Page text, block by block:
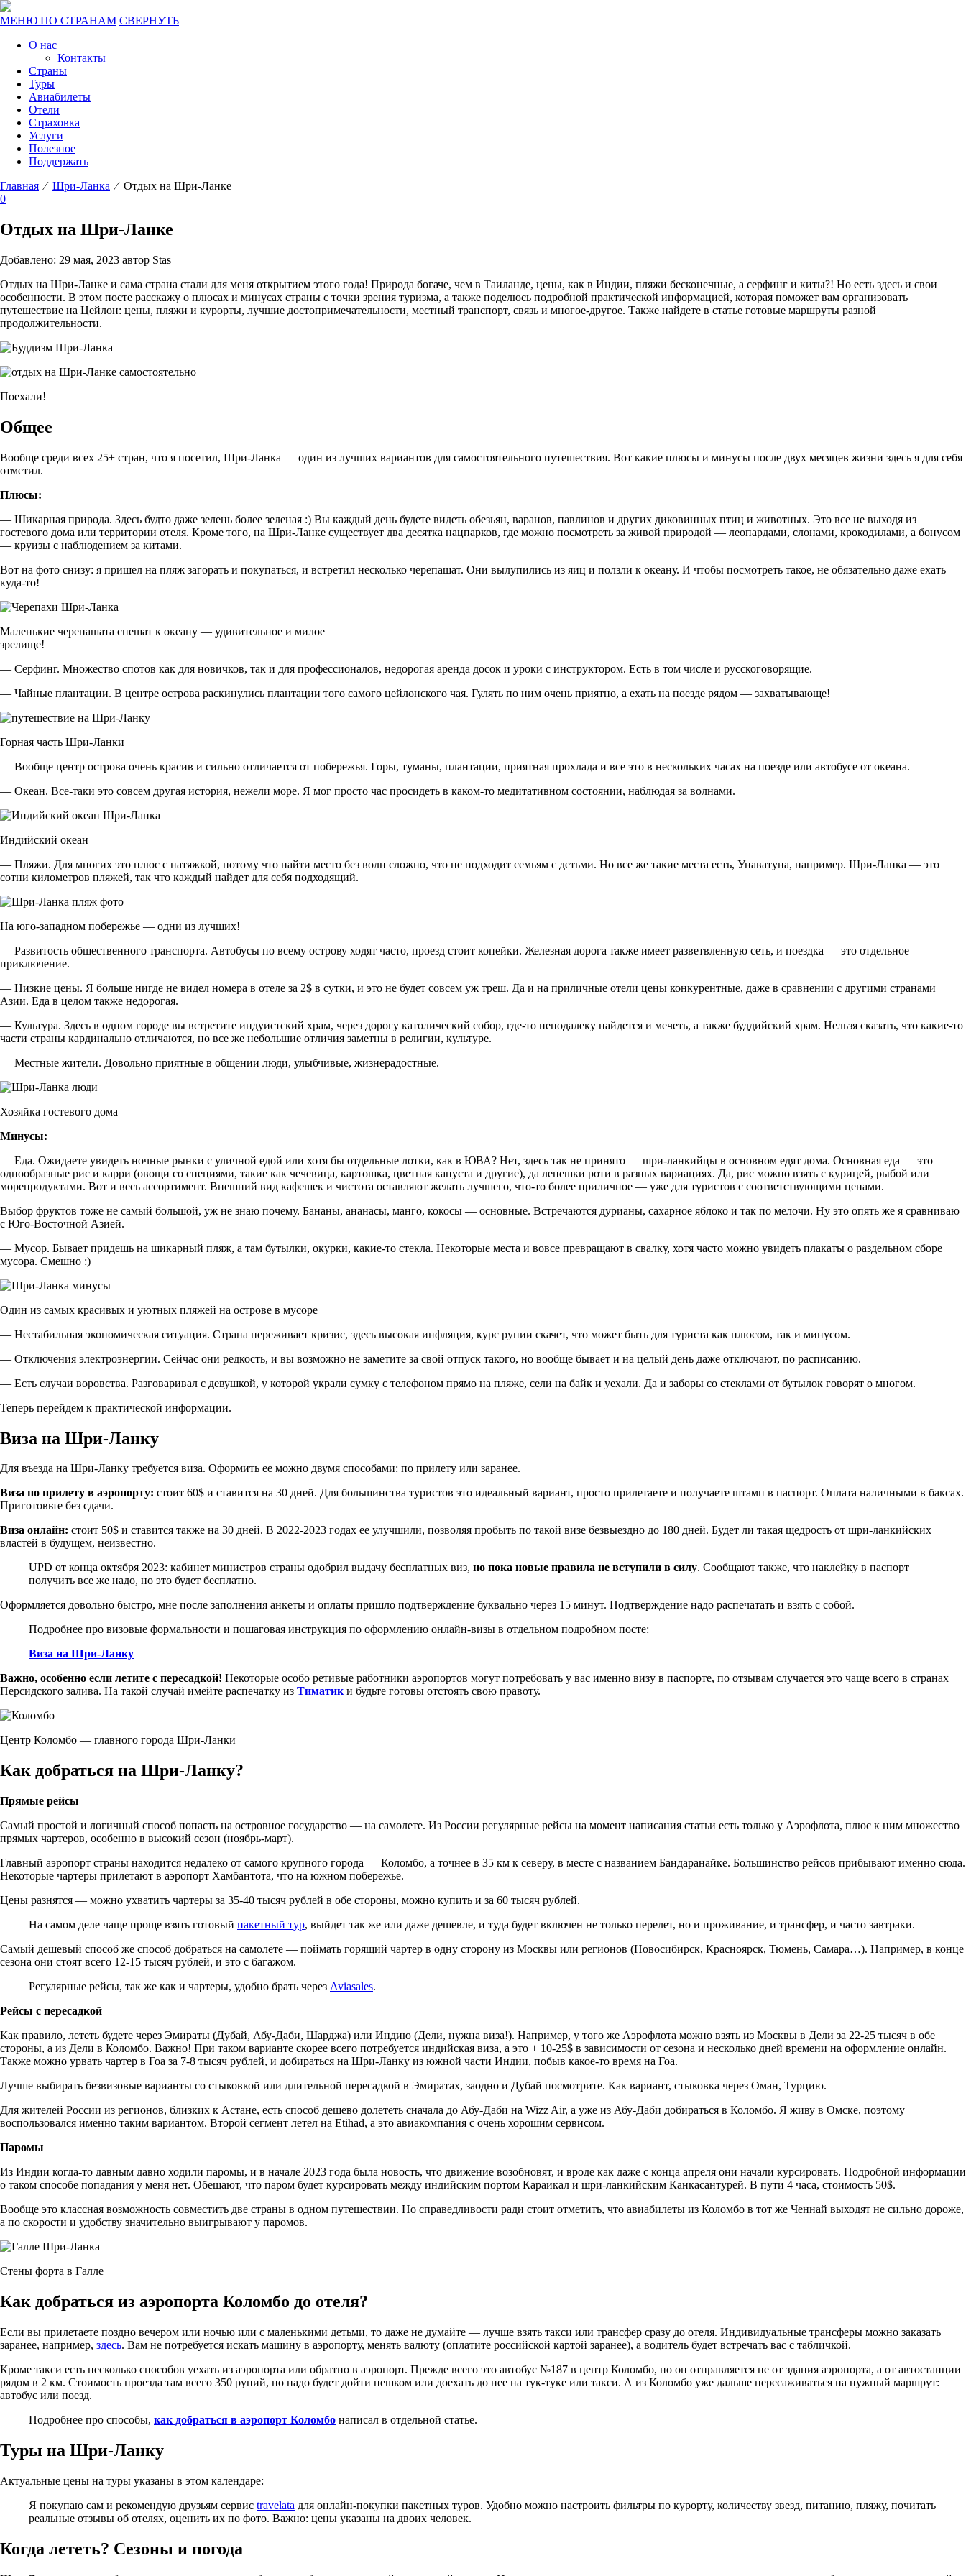
МЕНЮ ПО СТРАНАМ СВЕРНУТЬ
О нас
Контакты
Страны
Туры
Авиабилеты
Отели
Страховка
Услуги
Полезное
Поддержать
Главная ⁄ Шри-Ланка ⁄ Отдых на Шри-Ланке
0
Отдых на Шри-Ланке
Добавлено: 29 мая, 2023 автор Stas
Отдых на Шри-Ланке и сама страна стали для меня открытием этого года! Природа богаче, чем в Таиланде, цены, как в Индии, пляжи бесконечные, а серфинг и киты?! Но есть здесь и свои
особенности. В этом посте расскажу о плюсах и минусах страны с точки зрения туризма, а также поделюсь подробной практической информацией, которая поможет вам организовать
путешествие на Цейлон: цены, пляжи и курорты, лучшие достопримечательности, местный транспорт, связь и многое-другое. Также найдете в статье готовые маршруты разной
продолжительности.
Поехали!
Общее
Вообще среди всех 25+ стран, что я посетил, Шри-Ланка — один из лучших вариантов для самостоятельного путешествия. Вот какие плюсы и минусы после двух месяцев жизни здесь я для себя
отметил.
Плюсы:
— Шикарная природа. Здесь будто даже зелень более зеленая :) Вы каждый день будете видеть обезьян, варанов, павлинов и других диковинных птиц и животных. Это все не выходя из
гостевого дома или территории отеля. Кроме того, на Шри-Ланке существует два десятка нацпарков, где можно посмотреть за живой природой — леопардами, слонами, крокодилами, а бонусом
— круизы с наблюдением за китами.
Вот на фото снизу: я пришел на пляж загорать и покупаться, и встретил несколько черепашат. Они вылупились из яиц и ползли к океану. И чтобы посмотреть такое, не обязательно даже ехать
куда-то!
Маленькие черепашата спешат к океану — удивительное и милое
зрелище!
— Серфинг. Множество спотов как для новичков, так и для профессионалов, недорогая аренда досок и уроки с инструктором. Есть в том числе и русскоговорящие.
— Чайные плантации. В центре острова раскинулись плантации того самого цейлонского чая. Гулять по ним очень приятно, а ехать на поезде рядом — захватывающе!
Горная часть Шри-Ланки
— Вообще центр острова очень красив и сильно отличается от побережья. Горы, туманы, плантации, приятная прохлада и все это в нескольких часах на поезде или автобусе от океана.
— Океан. Все-таки это совсем другая история, нежели море. Я мог просто час просидеть в каком-то медитативном состоянии, наблюдая за волнами.
Индийский океан
— Пляжи. Для многих это плюс с натяжкой, потому что найти место без волн сложно, что не подходит семьям с детьми. Но все же такие места есть, Унаватуна, например. Шри-Ланка — это
сотни километров пляжей, так что каждый найдет для себя подходящий.
На юго-западном побережье — одни из лучших!
— Развитость общественного транспорта. Автобусы по всему острову ходят часто, проезд стоит копейки. Железная дорога также имеет разветвленную сеть, и поездка — это отдельное
приключение.
— Низкие цены. Я больше нигде не видел номера в отеле за 2$ в сутки, и это не будет совсем уж треш. Да и на приличные отели цены конкурентные, даже в сравнении с другими странами
Азии. Еда в целом также недорогая.
— Культура. Здесь в одном городе вы встретите индуистский храм, через дорогу католический собор, где-то неподалеку найдется и мечеть, а также буддийский храм. Нельзя сказать, что какие-то
части страны кардинально отличаются, но все же небольшие отличия заметны в религии, культуре.
— Местные жители. Довольно приятные в общении люди, улыбчивые, жизнерадостные.
Хозяйка гостевого дома
Минусы:
— Еда. Ожидаете увидеть ночные рынки с уличной едой или хотя бы отдельные лотки, как в ЮВА? Нет, здесь так не принято — шри-ланкийцы в основном едят дома. Основная еда — это
однообразные рис и карри (овощи со специями, такие как чечевица, картошка, цветная капуста и другие), да лепешки роти в разных вариациях. Да, рис можно взять с курицей, рыбой или
морепродуктами. Вот и весь ассортимент. Внешний вид кафешек и чистота оставляют желать лучшего, что-то более приличное — уже для туристов с соответствующими ценами.
Выбор фруктов тоже не самый большой, уж не знаю почему. Бананы, ананасы, манго, кокосы — основные. Встречаются дурианы, сахарное яблоко и так по мелочи. Ну это опять же я сравниваю
с Юго-Восточной Азией.
— Мусор. Бывает придешь на шикарный пляж, а там бутылки, окурки, какие-то стекла. Некоторые места и вовсе превращают в свалку, хотя часто можно увидеть плакаты о раздельном сборе
мусора. Смешно :)
Один из самых красивых и уютных пляжей на острове в мусоре
— Нестабильная экономическая ситуация. Страна переживает кризис, здесь высокая инфляция, курс рупии скачет, что может быть для туриста как плюсом, так и минусом.
— Отключения электроэнергии. Сейчас они редкость, и вы возможно не заметите за свой отпуск такого, но вообще бывает и на целый день даже отключают, по расписанию.
— Есть случаи воровства. Разговаривал с девушкой, у которой украли сумку с телефоном прямо на пляже, сели на байк и уехали. Да и заборы со стеклами от бутылок говорят о многом.
Теперь перейдем к практической информации.
Виза на Шри-Ланку
Для въезда на Шри-Ланку требуется виза. Оформить ее можно двумя способами: по прилету или заранее.
Виза по прилету в аэропорту: стоит 60$ и ставится на 30 дней. Для большинства туристов это идеальный вариант, просто прилетаете и получаете штамп в паспорт. Оплата наличными в баксах.
Приготовьте без сдачи.
Виза онлайн: стоит 50$ и ставится также на 30 дней. В 2022-2023 годах ее улучшили, позволяя пробыть по такой визе безвыездно до 180 дней. Будет ли такая щедрость от шри-ланкийских
властей в будущем, неизвестно.
UPD от конца октября 2023: кабинет министров страны одобрил выдачу бесплатных виз, но пока новые правила не вступили в силу. Сообщают также, что наклейку в паспорт
получить все же надо, но это будет бесплатно.
Оформляется довольно быстро, мне после заполнения анкеты и оплаты пришло подтверждение буквально через 15 минут. Подтверждение надо распечатать и взять с собой.
Подробнее про визовые формальности и пошаговая инструкция по оформлению онлайн-визы в отдельном подробном посте:
Виза на Шри-Ланку
Важно, особенно если летите с пересадкой! Некоторые особо ретивые работники аэропортов могут потребовать у вас именно визу в паспорте, по отзывам случается это чаще всего в странах
Персидского залива. На такой случай имейте распечатку из Тиматики будьте готовы отстоять свою правоту.
Центр Коломбо — главного города Шри-Ланки
Как добраться на Шри-Ланку?
Прямые рейсы
Самый простой и логичный способ попасть на островное государство — на самолете. Из России регулярные рейсы на момент написания статьи есть только у Аэрофлота, плюс к ним множество
прямых чартеров, особенно в высокий сезон (ноябрь-март).
Главный аэропорт страны находится недалеко от самого крупного города — Коломбо, а точнее в 35 км к северу, в месте с названием Бандаранайке. Большинство рейсов прибывают именно сюда.
Некоторые чартеры прилетают в аэропорт Хамбантота, что на южном побережье.
Цены разнятся — можно ухватить чартеры за 35-40 тысяч рублей в обе стороны, можно купить и за 60 тысяч рублей.
На самом деле чаще проще взять готовый пакетный тур, выйдет так же или даже дешевле, и туда будет включен не только перелет, но и проживание, и трансфер, и часто завтраки.
Самый дешевый способ же способ добраться на самолете — поймать горящий чартер в одну сторону из Москвы или регионов (Новосибирск, Красноярск, Тюмень, Самара…). Например, в конце
сезона они стоят всего 12-15 тысяч рублей, и это с багажом.
Регулярные рейсы, так же как и чартеры, удобно брать через Aviasales.
Рейсы с пересадкой
Как правило, лететь будете через Эмираты (Дубай, Абу-Даби, Шарджа) или Индию (Дели, нужна виза!). Например, у того же Аэрофлота можно взять из Москвы в Дели за 22-25 тысяч в обе
стороны, а из Дели в Коломбо. Важно! При таком варианте скорее всего потребуется индийская виза, а это + 10-25$ в зависимости от сезона и несколько дней времени на оформление онлайн.
Также можно урвать чартер в Гоа за 7-8 тысяч рублей, и добираться на Шри-Ланку из южной части Индии, побыв какое-то время на Гоа.
Лучше выбирать безвизовые варианты со стыковкой или длительной пересадкой в Эмиратах, заодно и Дубай посмотрите. Как вариант, стыковка через Оман, Турцию.
Для жителей России из регионов, близких к Астане, есть способ дешево долететь сначала до Абу-Даби на Wizz Air, а уже из Абу-Даби добираться в Коломбо. Я живу в Омске, поэтому
воспользовался именно таким вариантом. Второй сегмент летел на Etihad, а это авиакомпания с очень хорошим сервисом.
Паромы
Из Индии когда-то давным давно ходили паромы, и в начале 2023 года была новость, что движение возобновят, и вроде как даже с конца апреля они начали курсировать. Подробной информации
о таком способе попадания у меня нет. Обещают, что паром будет курсировать между индийским портом Караикал и шри-ланкийским Канкасантурей. В пути 4 часа, стоимость 50$.
Вообще это классная возможность совместить две страны в одном путешествии. Но справедливости ради стоит отметить, что авиабилеты из Коломбо в тот же Ченнай выходят не сильно дороже,
а по скорости и удобству значительно выигрывают у паромов.
Стены форта в Галле
Как добраться из аэропорта Коломбо до отеля?
Если вы прилетаете поздно вечером или ночью или с маленькими детьми, то даже не думайте — лучше взять такси или трансфер сразу до отеля. Индивидуальные трансферы можно заказать
заранее, например, здесь. Вам не потребуется искать машину в аэропорту, менять валюту (оплатите российской картой заранее), а водитель будет встречать вас с табличкой.
Кроме такси есть несколько способов уехать из аэропорта или обратно в аэропорт. Прежде всего это автобус №187 в центр Коломбо, но он отправляется не от здания аэропорта, а от автостанции
рядом в 2 км. Стоимость проезда там всего 350 рупий, но надо будет дойти пешком или доехать до нее на тук-туке или такси. А из Коломбо уже дальше пересаживаться на нужный маршрут:
автобус или поезд.
Подробнее про способы, как добраться в аэропорт Коломбо написал в отдельной статье.
Туры на Шри-Ланку
Актуальные цены на туры указаны в этом календаре:
Я покупаю сам и рекомендую друзьям сервис travelata для онлайн-покупки пакетных туров. Удобно можно настроить фильтры по курорту, количеству звезд, питанию, пляжу, почитать
реальные отзывы об отелях, оценить их по фото. Важно: цены указаны на двоих человек.
Когда лететь? Сезоны и погода